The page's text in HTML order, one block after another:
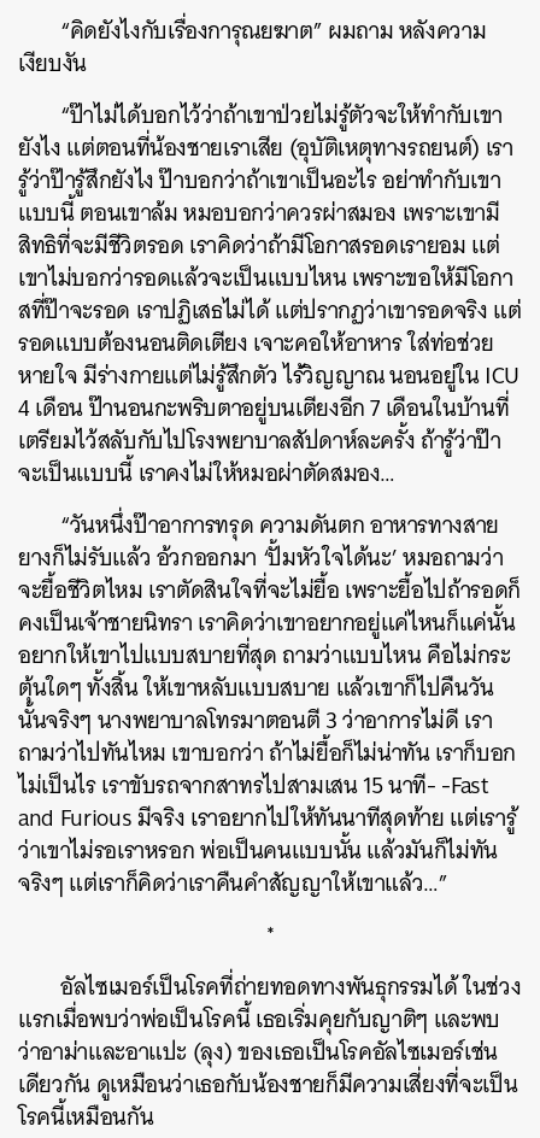
“คิดยังไงกับเรื่องการุณยฆาต” ผมถาม หลังความ
เงียบงัน
“ป๊าไม่ได้บอกไว้ว่าถ้าเขาป่วยไม่รู้ตัวจะให้ทำกับเขา
ยังไง แต่ตอนที่น้องชายเราเสีย (อุบัติเหตุทางรถยนต์) เรา
รู้ว่าป๊ารู้สึกยังไง ป๊าบอกว่าถ้าเขาเป็นอะไร อย่าทำกับเขา
แบบนี้ ตอนเขาล้ม หมอบอกว่าควรผ่าสมอง เพราะเขามี
สิทธิที่จะมีชีวิตรอด เราคิดว่าถ้ามีโอกาสรอดเรายอม เเต่
เขาไม่บอกว่ารอดแล้วจะเป็นแบบไหน เพราะขอให้มีโอกา
สที่ป๊าจะรอด เราปฏิเสธไม่ได้ แต่ปรากฏว่าเขารอดจริง แต่
รอดแบบต้องนอนติดเตียง เจาะคอให้อาหาร ใส่ท่อช่วย
หายใจ มีร่างกายแต่ไม่รู้สึกตัว ไร้วิญญาณ นอนอยู่ใน ICU
4 เดือน ป๊านอนกะพริบตาอยู่บนเตียงอีก 7 เดือนในบ้านที่
เตรียมไว้สลับกับไปโรงพยาบาลสัปดาห์ละครั้ง ถ้ารู้ว่าป๊า
จะเป็นแบบนี้ เราคงไม่ให้หมอผ่าตัดสมอง…
“วันหนึ่งป๊าอาการทรุด ความดันตก อาหารทางสาย
ยางก็ไม่รับแล้ว อ้วกออกมา ‘ปั้มหัวใจได้นะ’ หมอถามว่า
จะยื้อชีวิตไหม เราตัดสินใจที่จะไม่ยื้อ เพราะยื้อไปถ้ารอดก็
คงเป็นเจ้าชายนิทรา เราคิดว่าเขาอยากอยู่แค่ไหนก็แค่นั้น
อยากให้เขาไปแบบสบายที่สุด ถามว่าแบบไหน คือไม่กระ
ตุ้นใดๆ ทั้งสิ้น ให้เขาหลับแบบสบาย แล้วเขาก็ไปคืนวัน
นั้นจริงๆ นางพยาบาลโทรมาตอนตี 3 ว่าอาการไม่ดี เรา
ถามว่าไปทันไหม เขาบอกว่า ถ้าไม่ยื้อก็ไม่น่าทัน เราก็บอก
ไม่เป็นไร เราขับรถจากสาทรไปสามเสน 15 นาที- -Fast
and Furious มีจริง เราอยากไปให้ทันนาทีสุดท้าย แต่เรารู้
ว่าเขาไม่รอเราหรอก พ่อเป็นคนแบบนั้น แล้วมันก็ไม่ทัน
จริงๆ แต่เราก็คิดว่าเราคืนคำสัญญาให้เขาแล้ว…”
*
อัลไซเมอร์เป็นโรคที่ถ่ายทอดทางพันธุกรรมได้ ในช่วง
แรกเมื่อพบว่าพ่อเป็นโรคนี้ เธอเริ่มคุยกับญาติๆ และพบ
ว่าอาม่าและอาแปะ (ลุง) ของเธอเป็นโรคอัลไซเมอร์เช่น
เดียวกัน ดูเหมือนว่าเธอกับน้องชายก็มีความเสี่ยงที่จะเป็น
โรคนี้เหมือนกัน